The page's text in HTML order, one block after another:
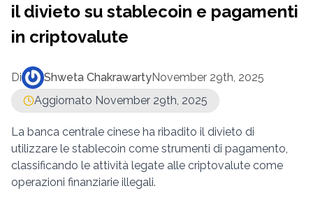
il divieto su stablecoin e pagamenti
in criptovalute
Di Shweta ChakrawartyNovember 29th, 2025
Aggiornato November 29th, 2025
La banca centrale cinese ha ribadito il divieto di
utilizzare le stablecoin come strumenti di pagamento,
classificando le attività legate alle criptovalute come
operazioni finanziarie illegali.